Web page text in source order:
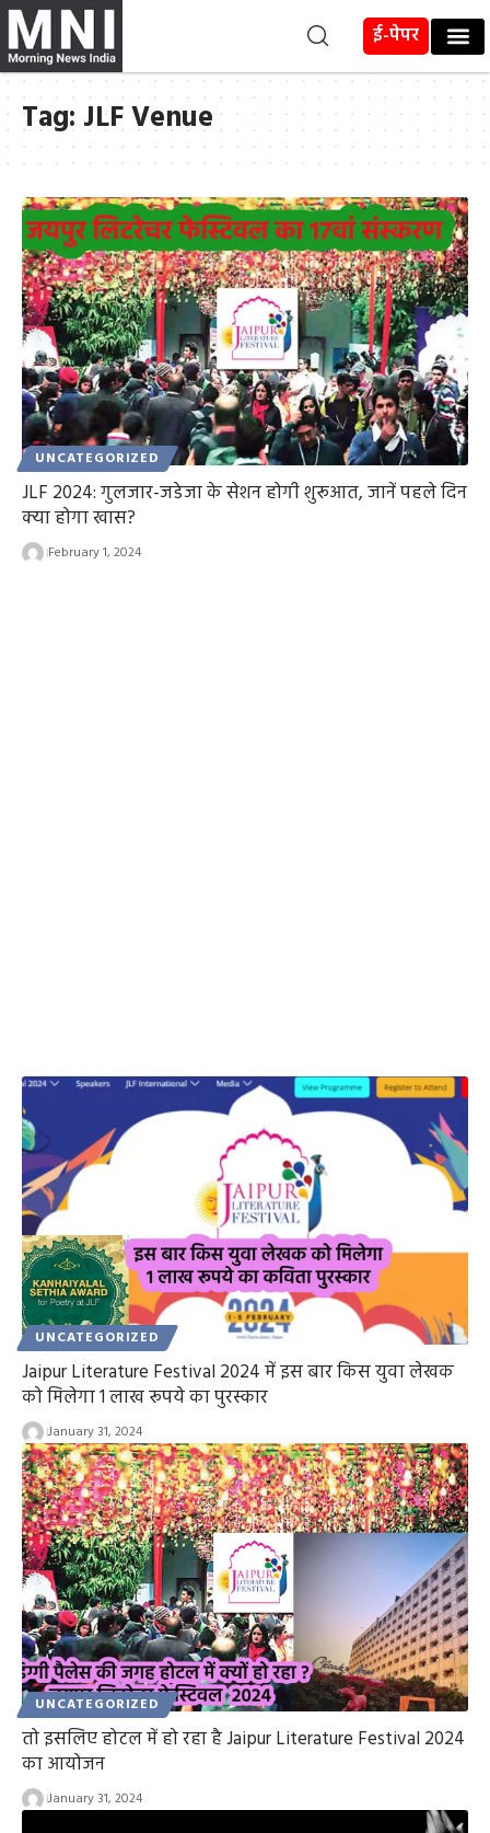
ई-पेपर
Tag: JLF Venue
UNCATEGORIZED
JLF 2024: गुलजार-जडेजा के सेशन होगी शुरूआत, जानें पहले दिन
क्या होगा खास?
February 1, 2024
UNCATEGORIZED
Jaipur Literature Festival 2024 में इस बार किस युवा लेखक
को मिलेगा 1 लाख रूपये का पुरस्कार
January 31, 2024
UNCATEGORIZED
तो इसलिए होटल में हो रहा है Jaipur Literature Festival 2024
का आयोजन
January 31, 2024